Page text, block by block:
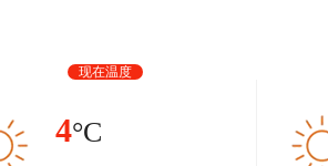
现在温度
4°C